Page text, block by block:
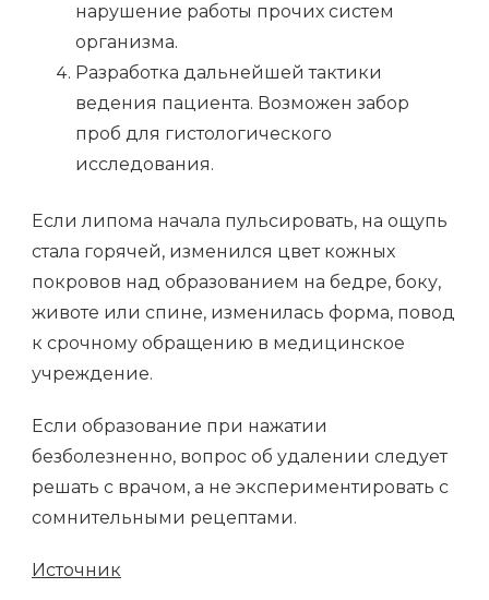
нарушение работы прочих систем
организма.
Разработка дальнейшей тактики
ведения пациента. Возможен забор
проб для гистологического
исследования.
Если липома начала пульсировать, на ощупь
стала горячей, изменился цвет кожных
покровов над образованием на бедре, боку,
животе или спине, изменилась форма, повод
к срочному обращению в медицинское
учреждение.
Если образование при нажатии
безболезненно, вопрос об удалении следует
решать с врачом, а не экспериментировать с
сомнительными рецептами.
Источник